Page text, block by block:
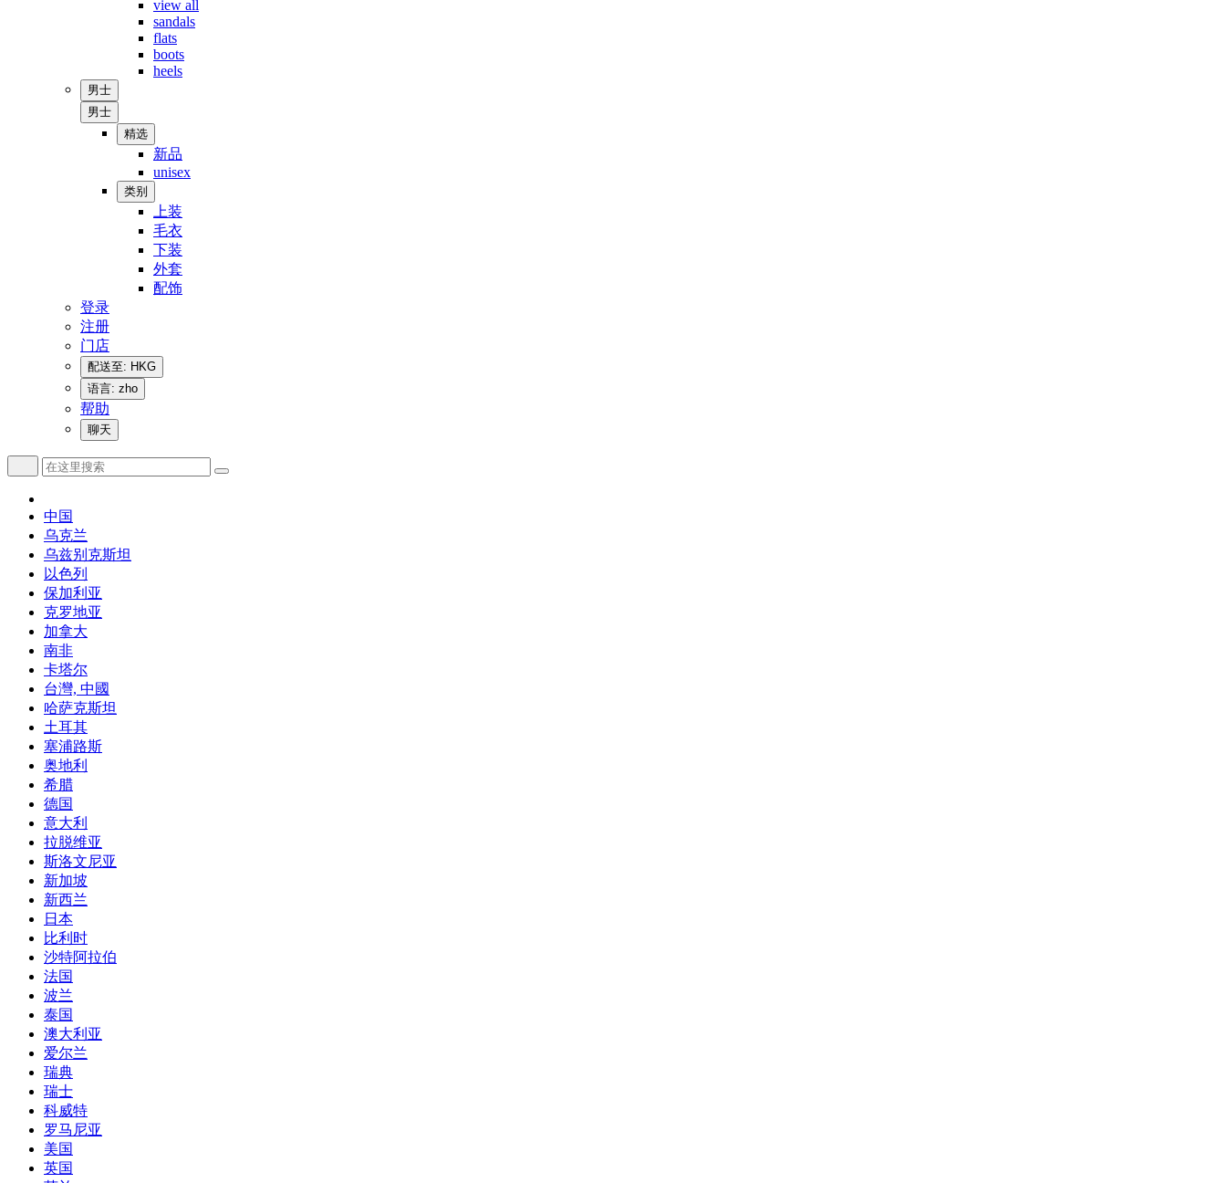
view all
sandals
flats
boots
heels
男士
男士
精选
新品
unisex
类别
上装
毛衣
下装
外套
配饰
登录
注册
门店
配送至: HKG
语言: zho
帮助
聊天
中国
乌克兰
乌兹别克斯坦
以色列
保加利亚
克罗地亚
加拿大
南非
卡塔尔
台灣, 中國
哈萨克斯坦
土耳其
塞浦路斯
奥地利
希腊
德国
意大利
拉脱维亚
斯洛文尼亚
新加坡
新西兰
日本
比利时
沙特阿拉伯
法国
波兰
泰国
澳大利亚
爱尔兰
瑞典
瑞士
科威特
罗马尼亚
美国
英国